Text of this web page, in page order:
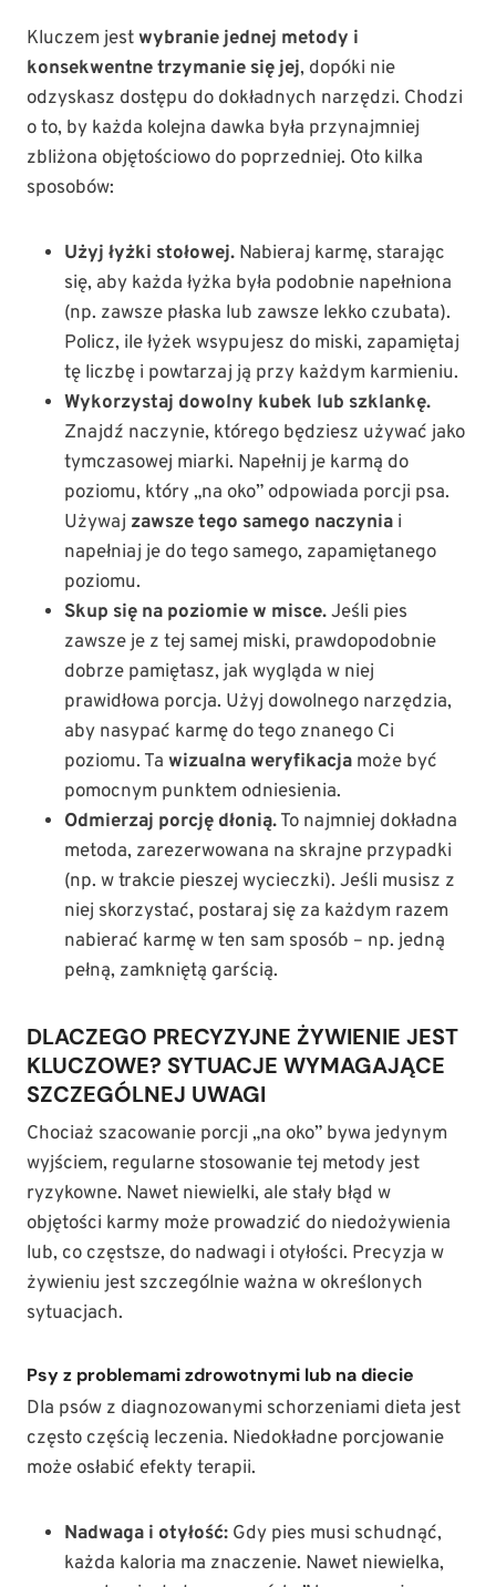
Kluczem jestwybranie jednej metody i
konsekwentne trzymanie się jej, dopóki nie
odzyskasz dostępu do dokładnych narzędzi. Chodzi
o to, by każda kolejna dawka była przynajmniej
zbliżona objętościowo do poprzedniej. Oto kilka
sposobów:
Użyj łyżki stołowej. Nabieraj karmę, starając
się, aby każda łyżka była podobnie napełniona
(np. zawsze płaska lub zawsze lekko czubata).
Policz, ile łyżek wsypujesz do miski, zapamiętaj
tę liczbę i powtarzaj ją przy każdym karmieniu.
Wykorzystaj dowolny kubek lub szklankę.
Znajdź naczynie, którego będziesz używać jako
tymczasowej miarki. Napełnij je karmą do
poziomu, który „na oko” odpowiada porcji psa.
Używaj zawsze tego samego naczynia i
napełniaj je do tego samego, zapamiętanego
poziomu.
Skup się na poziomie w misce.Jeśli pies
zawsze je z tej samej miski, prawdopodobnie
dobrze pamiętasz, jak wygląda w niej
prawidłowa porcja. Użyj dowolnego narzędzia,
aby nasypać karmę do tego znanego Ci
poziomu. Ta wizualna weryfikacja może być
pomocnym punktem odniesienia.
Odmierzaj porcję dłonią.To najmniej dokładna
metoda, zarezerwowana na skrajne przypadki
(np. w trakcie pieszej wycieczki). Jeśli musisz z
niej skorzystać, postaraj się za każdym razem
nabierać karmę w ten sam sposób – np. jedną
pełną, zamkniętą garścią.
DLACZEGO PRECYZYJNE ŻYWIENIE JEST
KLUCZOWE? SYTUACJE WYMAGAJĄCE
SZCZEGÓLNEJ UWAGI
Chociaż szacowanie porcji „na oko” bywa jedynym
wyjściem, regularne stosowanie tej metody jest
ryzykowne. Nawet niewielki, ale stały błąd w
objętości karmy może prowadzić do niedożywienia
lub, co częstsze, do nadwagi i otyłości. Precyzja w
żywieniu jest szczególnie ważna w określonych
sytuacjach.
Psy z problemami zdrowotnymi lub na diecie
Dla psów z diagnozowanymi schorzeniami dieta jest
często częścią leczenia. Niedokładne porcjowanie
może osłabić efekty terapii.
Nadwaga i otyłość: Gdy pies musi schudnąć,
każda kaloria ma znaczenie. Nawet niewielka,